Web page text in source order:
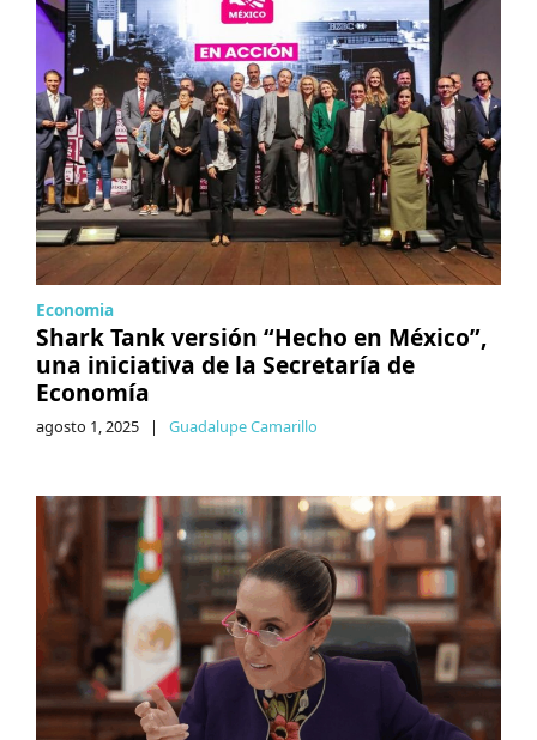
Economia
Shark Tank versión “Hecho en México”,
una iniciativa de la Secretaría de
Economía
agosto 1, 2025 | Guadalupe Camarillo